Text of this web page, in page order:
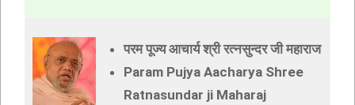
परम पूज्य आचार्य श्री रत्नसुन्दर जी महाराज
Param Pujya Aacharya Shree
Ratnasundar ji Maharaj